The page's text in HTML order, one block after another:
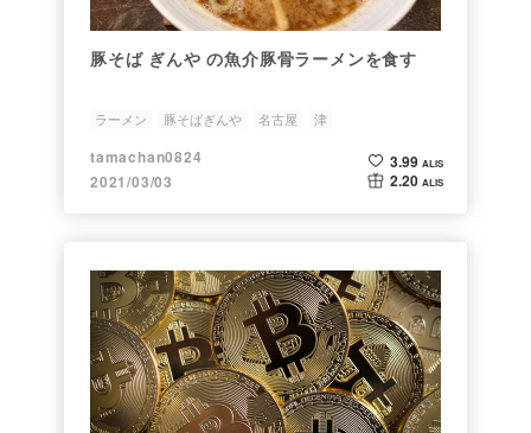
豚そば ぎんや の魚介豚骨ラーメンを食す
ラーメン 豚そばぎんや 名古屋 津
tamachan0824
2021/03/03
3.99 ALIS
2.20 ALIS